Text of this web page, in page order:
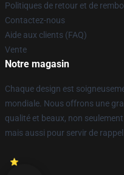
Politiques de retour et de
Contactez-nous
Aide aux clients (FAQ)
Vente
Notre magasin
Chaque design est
mondiale. Nous offrons une
qualité et beaux, non
mais aussi pour servir de